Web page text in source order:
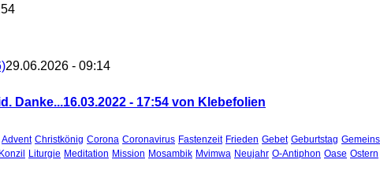
29.06.2026 - 09:14
Danke...16.03.2022 - 17:54 von Klebefolien
Advent Christkönig Corona Coronavirus Fastenzeit Frieden Gebet Geburtstag
Konzil Liturgie Meditation Mission Mosambik Mvimwa Neujahr O-Antiphon Oase Ostern